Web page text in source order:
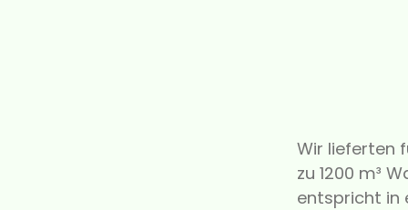
Wir lieferten
zu 1200 m³
entspricht in